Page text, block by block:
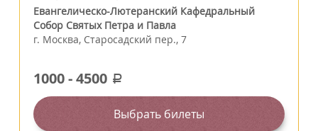
Евангелическо-Лютеранский Кафедральный
Собор Святых Петра и Павла
г. Москва, Старосадский пер., 7
1000-4500 a
Выбрать билеты